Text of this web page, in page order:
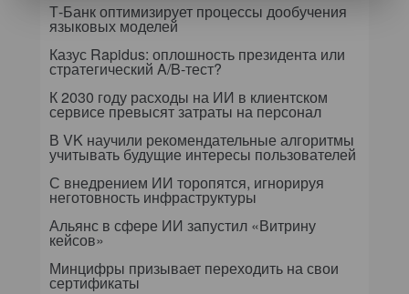
Т-Банк оптимизирует процессы дообучения
языковых моделей
Казус Rapidus: оплошность президента или
стратегический A/B-тест?
К 2030 году расходы на ИИ в клиентском
сервисе превысят затраты на персонал
В VK научили рекомендательные алгоритмы
учитывать будущие интересы пользователей
С внедрением ИИ торопятся, игнорируя
неготовность инфраструктуры
Альянс в сфере ИИ запустил «Витрину
кейсов»
Минцифры призывает переходить на свои
сертификаты